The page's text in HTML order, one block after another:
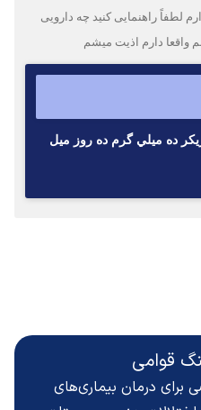
لطفاً راهنمایی کنید چه دارویی
دارم اذیت میشم
ده ميلي گرم ده روز ميل
قوامی
برای درمان بیماری‌های